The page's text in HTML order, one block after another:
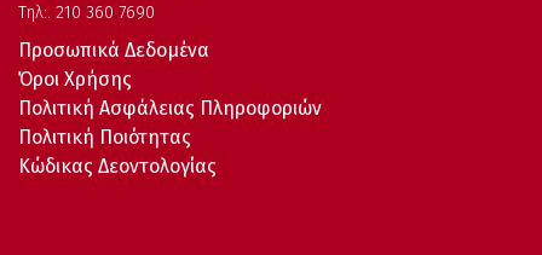
Τηλ:. 210 360 7690
Προσωπικά Δεδομένα
Όροι Χρήσης
Πολιτική Ασφάλειας Πληροφοριών
Πολιτική Ποιότητας
Κώδικας Δεοντολογίας